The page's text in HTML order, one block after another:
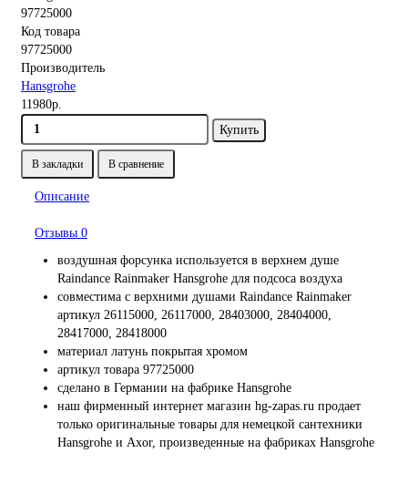
Код товара
97725000
Производитель
Hansgrohe
11980р.
Купить
В закладки В сравнение
Описание
Отзывы 0
воздушная форсунка используется в верхнем душе
Raindance Rainmaker Hansgrohe для подсоса воздуха
совместима с верхними душами Raindance Rainmaker
артикул 26115000, 26117000, 28403000, 28404000,
28417000, 28418000
материал латунь покрытая хромом
артикул товара 97725000
сделано в Германии на фабрике Hansgrohe
наш фирменный интернет магазин hg-zapas.ru продает
только оригинальные товары для немецкой сантехники
Hansgrohe и Axor, произведенные на фабриках Hansgrohe